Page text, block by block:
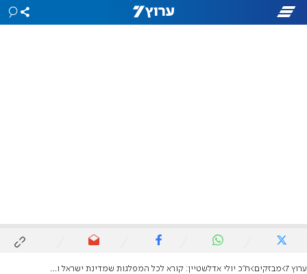
ערוץ 7 מבזקים ח"כ יולי אדלשטיין: קורא לכל המפלגות שמדינת ישראל ואזרחיה חשובים להן - הצטרפו לקואליציה